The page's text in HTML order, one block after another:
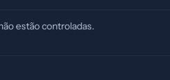
estão controladas.